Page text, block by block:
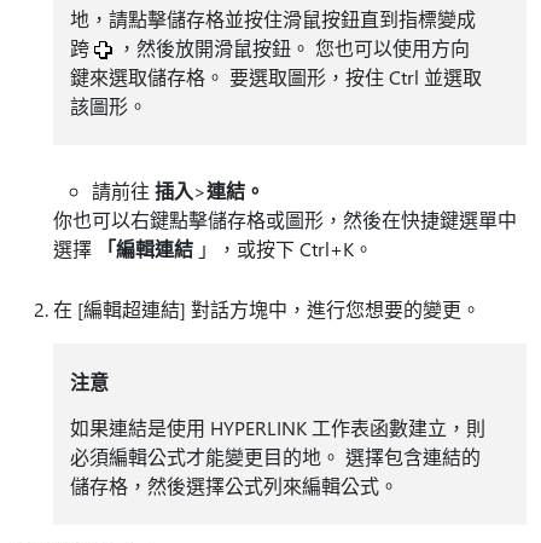
地，請點擊儲存格並按住滑鼠按鈕直到指標變成
跨
，然後放開滑鼠按鈕。 您也可以使用方向
鍵來選取儲存格。 要選取圖形，按住 Ctrl 並選取
該圖形。
請前往 插入>連結。
你也可以右鍵點擊儲存格或圖形，然後在快捷鍵選單中
選擇
「編輯連結 」，或按下 Ctrl+K。
在 [編輯超連結] 對話方塊中，進行您想要的變更。
注意
如果連結是使用 HYPERLINK 工作表函數建立，則
必須編輯公式才能變更目的地。 選擇包含連結的
儲存格，然後選擇公式列來編輯公式。